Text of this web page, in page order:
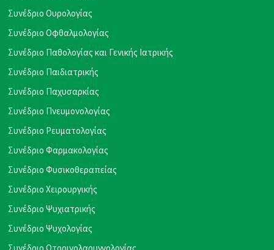
Συνέδριο Ουρολογίας
Συνέδριο Οφθαλμολογίας
Συνέδριο Παθολογίας και Γενικής Ιατρικής
Συνέδριο Παιδιατρικής
Συνέδριο Παχυσαρκίας
Συνέδριο Πνευμονολογίας
Συνέδριο Ρευματολογίας
Συνέδριο Φαρμακολογίας
Συνέδριο Φυσικοθεραπείας
Συνέδριο Χειρουργικής
Συνέδριο Ψυχιατρικής
Συνέδριο Ψυχολογίας